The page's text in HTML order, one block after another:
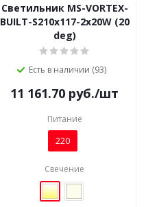
Светильник MS-VORTEX-
BUILT-S210x117-2x20W (20
deg)
Есть в наличии (93)
11 161.70 руб./шт
Питание
220
Свечение